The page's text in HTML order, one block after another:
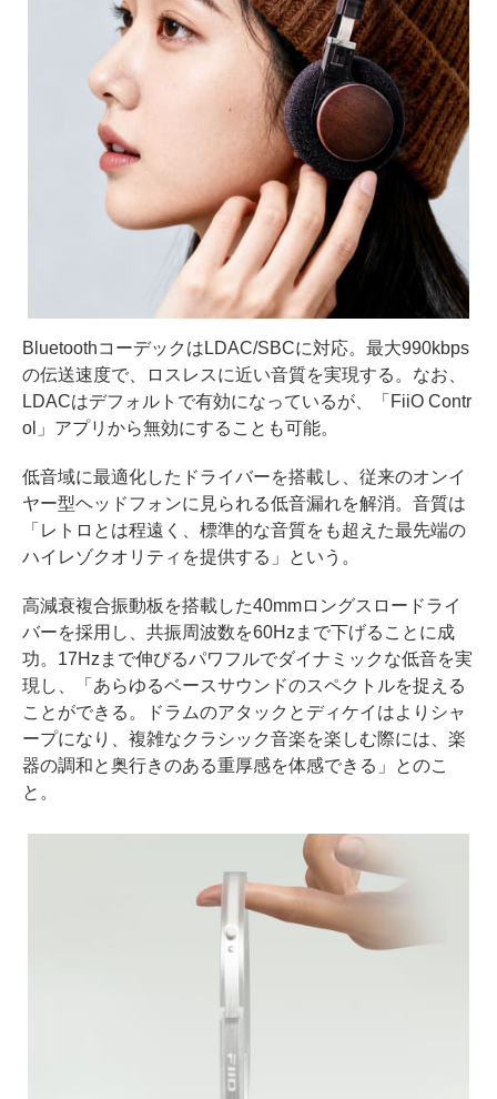
BluetoothコーデックはLDAC/SBCに対応。最大990kbps
の伝送速度で、ロスレスに近い音質を実現する。なお、
LDACはデフォルトで有効になっているが、「FiiO Contr
ol」アプリから無効にすることも可能。
低音域に最適化したドライバーを搭載し、従来のオンイ
ヤー型ヘッドフォンに見られる低音漏れを解消。音質は
「レトロとは程遠く、標準的な音質をも超えた最先端の
ハイレゾクオリティを提供する」という。
高減衰複合振動板を搭載した40mmロングスロードライ
バーを採用し、共振周波数を60Hzまで下げることに成
功。17Hzまで伸びるパワフルでダイナミックな低音を実
現し、「あらゆるベースサウンドのスペクトルを捉える
ことができる。ドラムのアタックとディケイはよりシャ
ープになり、複雑なクラシック音楽を楽しむ際には、楽
器の調和と奥行きのある重厚感を体感できる」とのこ
と。